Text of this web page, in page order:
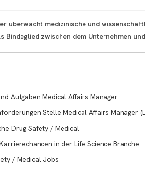
überwacht medizinische und
Bindeglied zwischen dem Unternehmen
Aufgaben Medical Affairs Manager
Stelle Medical Affairs Manager
Drug Safety / Medical
in der Life Science Branche
/ Medical Jobs